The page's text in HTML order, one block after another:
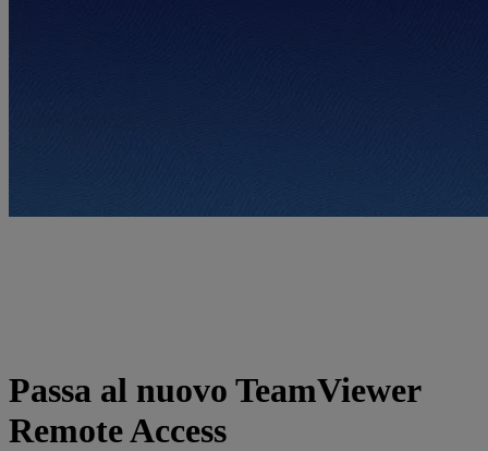
Passa al nuovo TeamViewer
Remote Access